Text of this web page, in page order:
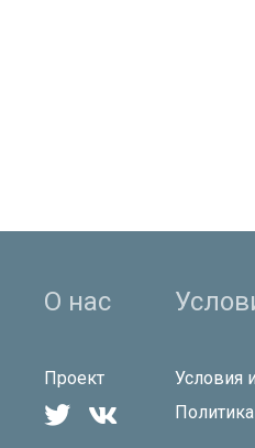
О нас
Проект
 
Условия